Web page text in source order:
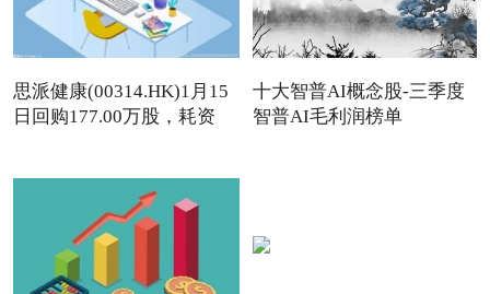
思派健康(00314.HK)1月15
日回购177.00万股，耗资
十大智普AI概念股-三季度
智普AI毛利润榜单